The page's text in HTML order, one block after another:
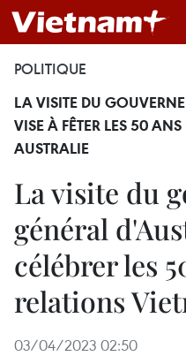
POLITIQUE
LA VISITE DU
VISE À FÊTER LES 50
AUSTRALIE
La visite du
général
célébrer les
relations
03/04/2023 02:50